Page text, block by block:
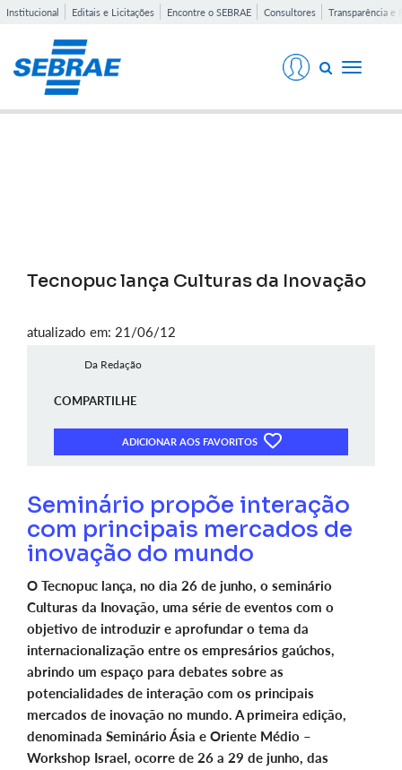
Institucional Editais e Licitações Encontre o SEBRAE Consultores Transparência e
Toggle
Tecnopuc lança Culturas da Inovação
atualizado em: 21/06/12
Da Redação
COMPARTILHE
ADICIONAR AOS FAVORITOS
Seminário propõe interação
com principais mercados de
inovação do mundo
O Tecnopuc lança, no dia 26 de junho, o seminário
Culturas da Inovação, uma série de eventos com o
objetivo de introduzir e aprofundar o tema da
internacionalização entre os empresários gaúchos,
abrindo um espaço para debates sobre as
potencialidades de interação com os principais
mercados de inovação no mundo. A primeira edição,
denominada Seminário Ásia e Oriente Médio –
Workshop Israel, ocorre de 26 a 29 de junho, das